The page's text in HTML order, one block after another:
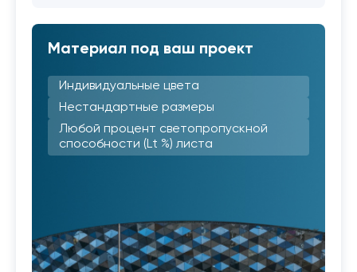
Материал под ваш проект
Индивидуальные цвета
Нестандартные размеры
Любой процент светопропускной
способности (Lt %) листа